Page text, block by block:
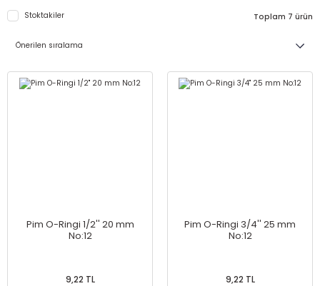
Stoktakiler Toplam 7 ürün
Pim O-Ringi 1/2'' 20 mm
No:12
9,22 TL
Pim O-Ringi 3/4'' 25 mm
No:12
9,22 TL